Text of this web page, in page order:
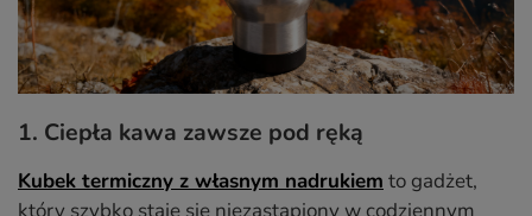
1. Ciepła kawa zawsze pod ręką
Kubek termiczny z własnym nadrukiem to gadżet,